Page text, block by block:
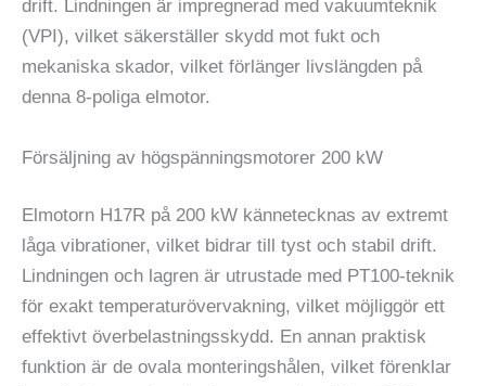
drift. Lindningen är impregnerad med vakuumteknik
(VPI), vilket säkerställer skydd mot fukt och
mekaniska skador, vilket förlänger livslängden på
denna 8-poliga elmotor.
Försäljning av högspänningsmotorer 200 kW
Elmotorn H17R på 200 kW kännetecknas av extremt
låga vibrationer, vilket bidrar till tyst och stabil drift.
Lindningen och lagren är utrustade med PT100-teknik
för exakt temperaturövervakning, vilket möjliggör ett
effektivt överbelastningsskydd. En annan praktisk
funktion är de ovala monteringshålen, vilket förenklar